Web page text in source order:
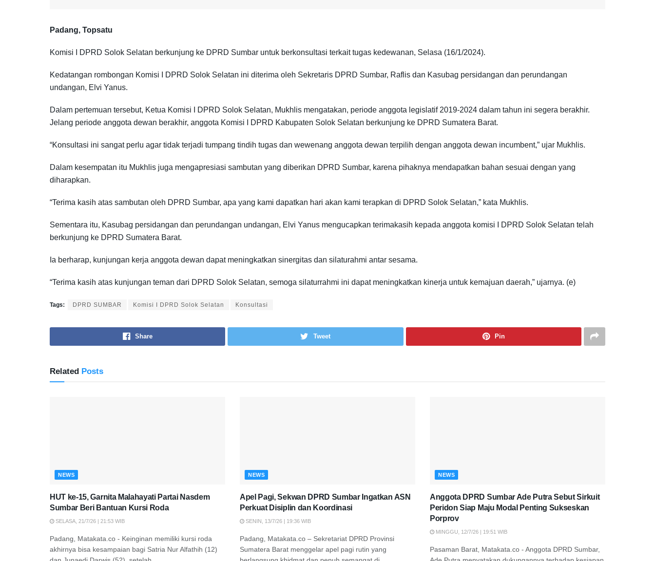
Padang, Topsatu
Komisi I DPRD Solok Selatan berkunjung ke DPRD Sumbar untuk berkonsultasi terkait tugas kedewanan, Selasa (16/1/2024).
Kedatangan rombongan Komisi I DPRD Solok Selatan ini diterima oleh Sekretaris DPRD Sumbar, Raflis dan Kasubag persidangan dan perundangan
undangan, Elvi Yanus.
Dalam pertemuan tersebut, Ketua Komisi I DPRD Solok Selatan, Mukhlis mengatakan, periode anggota legislatif 2019-2024 dalam tahun ini segera berakhir.
Jelang periode anggota dewan berakhir, anggota Komisi I DPRD Kabupaten Solok Selatan berkunjung ke DPRD Sumatera Barat.
“Konsultasi ini sangat perlu agar tidak terjadi tumpang tindih tugas dan wewenang anggota dewan terpilih dengan anggota dewan incumbent,” ujar Mukhlis.
Dalam kesempatan itu Mukhlis juga mengapresiasi sambutan yang diberikan DPRD Sumbar, karena pihaknya mendapatkan bahan sesuai dengan yang
diharapkan.
“Terima kasih atas sambutan oleh DPRD Sumbar, apa yang kami dapatkan hari akan kami terapkan di DPRD Solok Selatan,” kata Mukhlis.
Sementara itu, Kasubag persidangan dan perundangan undangan, Elvi Yanus mengucapkan terimakasih kepada anggota komisi I DPRD Solok Selatan telah
berkunjung ke DPRD Sumatera Barat.
Ia berharap, kunjungan kerja anggota dewan dapat meningkatkan sinergitas dan silaturahmi antar sesama.
“Terima kasih atas kunjungan teman dari DPRD Solok Selatan, semoga silaturrahmi ini dapat meningkatkan kinerja untuk kemajuan daerah,” ujarnya. (e)
Tags: DPRD SUMBAR Komisi I DPRD Solok Selatan Konsultasi
Share Tweet Pin
Related Posts
NEWS
HUT ke-15, Garnita Malahayati Partai Nasdem
Sumbar Beri Bantuan Kursi Roda
SELASA, 21/7/26 | 21:53 WIB
Padang, Matakata.co - Keinginan memiliki kursi roda
akhirnya bisa kesampaian bagi Satria Nur Alfathih (12)
NEWS
Apel Pagi, Sekwan DPRD Sumbar Ingatkan ASN
Perkuat Disiplin dan Koordinasi
SENIN, 13/7/26 | 19:36 WIB
Padang, Matakata.co – Sekretariat DPRD Provinsi
Sumatera Barat menggelar apel pagi rutin yang
NEWS
Anggota DPRD Sumbar Ade Putra Sebut Sirkuit
Peridon Siap Maju Modal Penting Sukseskan
Porprov
MINGGU, 12/7/26 | 19:51 WIB
Pasaman Barat, Matakata.co - Anggota DPRD Sumbar,